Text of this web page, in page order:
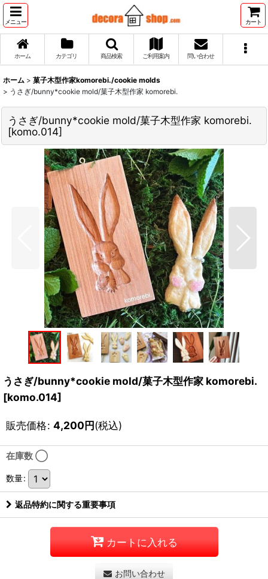
メニュー カート
ホーム カテゴリ 商品検索 ご利用案内 問い合わせ
ホーム > 菓子木型作家komorebi./cookie molds
> うさぎ/bunny*cookie mold/菓子木型作家 komorebi.
うさぎ/bunny*cookie mold/菓子木型作家 komorebi.
[komo.014]
うさぎ/bunny*cookie mold/菓子木型作家 komorebi.
[komo.014]
販売価格: 4,200円(税込)
在庫数 ◯
数量:
返品特約に関する重要事項
カートに入れる
お問い合わせ